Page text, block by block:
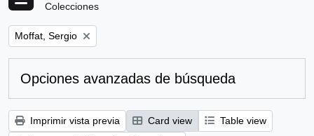
Colecciones
Remove filter:
Moffat, Sergio
Opciones avanzadas de búsqueda
Imprimir vista previa Card view
Table view